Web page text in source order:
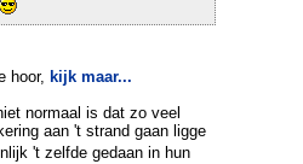
hoor, kijk maar...
normaal is dat zo veel
aan 't strand gaan ligge
't zelfde gedaan in hun